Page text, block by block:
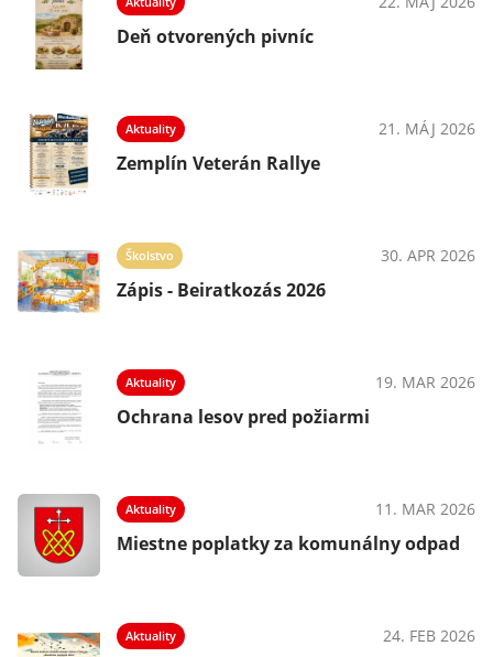
Deň otvorených pivníc
Aktuality 21. MÁJ 2026
Zemplín Veterán Rallye
Školstvo 30. APR 2026
Zápis - Beiratkozás 2026
Aktuality 19. MAR 2026
Ochrana lesov pred požiarmi
Aktuality 11. MAR 2026
Miestne poplatky za komunálny odpad
Aktuality 24. FEB 2026